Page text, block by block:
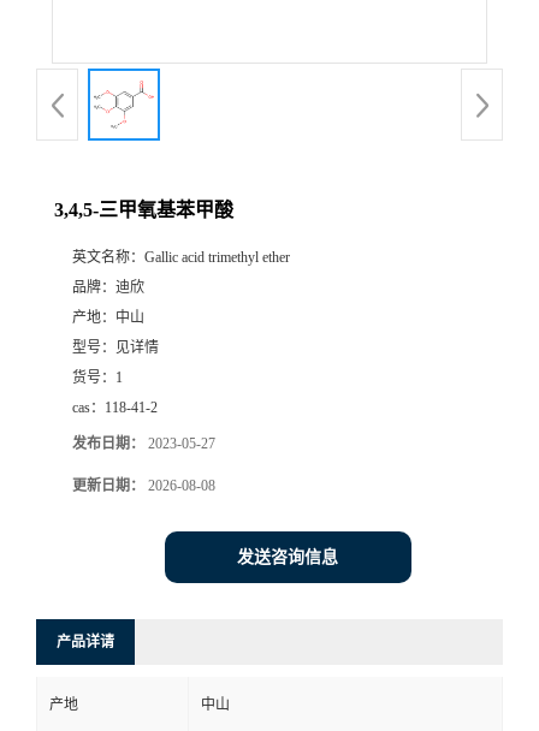
厅
式
3,4,5-三甲氧基苯甲酸
英文名称： Gallic acid trimethyl ether
品牌： 迪欣
产地： 中山
型号：
见详情
货号： 1
cas： 118-41-2
发布日期： 2023-05-27
更新日期： 2026-08-08
发送咨询信息
产品详请
产地 中山